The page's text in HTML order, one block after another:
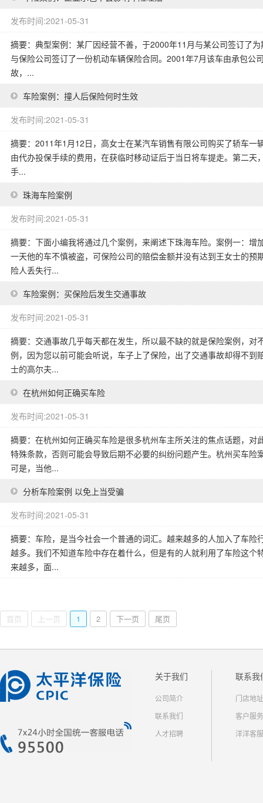
发布时间:2021-05-31
摘要：典型案例：某厂因经营不善，于2000年11月与某公司签订了
与保险公司签订了一份机动车辆保险合同。2001年7月该车由承包公
故，...
车险案例：撞人后保险何时生效
发布时间:2021-05-31
摘要：2011年1月12日，高女士在某汽车销售有限公司购买了轿车
由代办投保手续的费用，在获临时移动证后于当日将车提走。第二
手...
珠海车险案例
发布时间:2021-05-31
摘要：下面小编我将通过几个案例，来阐述下珠海车险。案例一：
一天他的车不慎被盗，可保险公司的赔偿金额并没有达到王女士的
险人丢失行...
车险案例：买保险后发生交通事故
发布时间:2021-05-31
摘要：交通事故几乎每天都在发生，所以最不缺的就是保险案例，
例，因为您以前可能会听说，车子上了保险，出了交通事故却得不
士的高尔夫...
在杭州如何正确买车险
发布时间:2021-05-31
摘要：在杭州如何正确买车险是很多杭州车主所关注的焦点话题，
特殊条款，否则可能会导致后期不必要的纠纷问题产生。杭州买车
可是，当他...
分析车险案例 以免上当受骗
发布时间:2021-05-31
摘要：车险，是当今社会一个普通的词汇。越来越多的人加入了车
越多。我们不知道车险中存在着什么，但是有的人就利用了车险这
来越多，面...
首页 上一页 1 2 下一页 尾页
关于我们
公司简介
联系我们
人才招聘
联系我
门店地址
客户服务
洋洋客服